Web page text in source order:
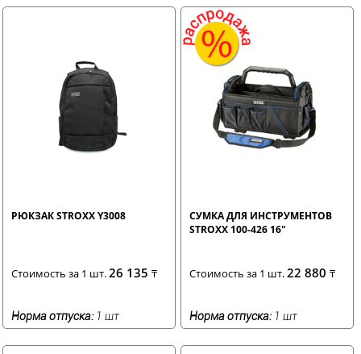
РЮКЗАК STROXX Y3008
Стоимость за 1 шт.26 135 ₸
Норма отпуска: 1 шт
СУМКА ДЛЯ ИНСТРУМЕНТОВ
STROXX 100-426 16"
Стоимость за 1 шт.22 880₸
Норма отпуска: 1 шт